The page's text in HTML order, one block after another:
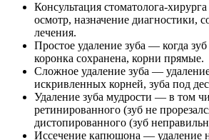
Консультация стоматолога-
осмотр, назначение диагностики,
лечения.
Простое удаление зуба — когда
коронка сохранена, корни прямые.
Сложное удаление зуба —
искривленных корней, зуба под
Удаление зуба мудрости — в том
ретинированного (зуб не
дистопированного (зуб
Иссечение капюшона — удаление